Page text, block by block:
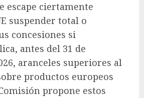
escape ciertamente
suspender total o
concesiones si
antes del 31 de
aranceles superiores al
productos europeos
propone estos